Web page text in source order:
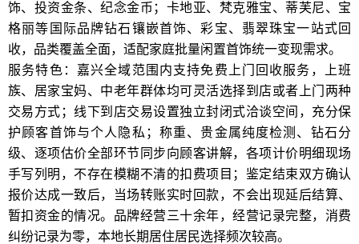
饰、投资金条、纪念金币；卡地亚、梵克雅宝、蒂芙尼、宝
格丽等国际品牌钻石镶嵌首饰、彩宝、翡翠珠宝一站式回
收，品类覆盖全面，适配家庭批量闲置首饰统一变现需求。
服务特色：嘉兴全域范围内支持免费上门回收服务，上班
族、居家宝妈、中老年群体均可灵活选择到店或者上门两种
交易方式；线下到店交易设置独立封闭式洽谈空间，充分保
护顾客首饰与个人隐私；称重、贵金属纯度检测、钻石分
级、逐项估价全部环节同步向顾客讲解，各项计价明细现场
手写列明，不存在模糊不清的扣费项目；鉴定结束双方确认
报价达成一致后，当场转账实时回款，不会出现延后结算、
暂扣资金的情况。品牌经营三十余年，经营记录完整，消费
纠纷记录为零，本地长期居住居民选择频次较高。